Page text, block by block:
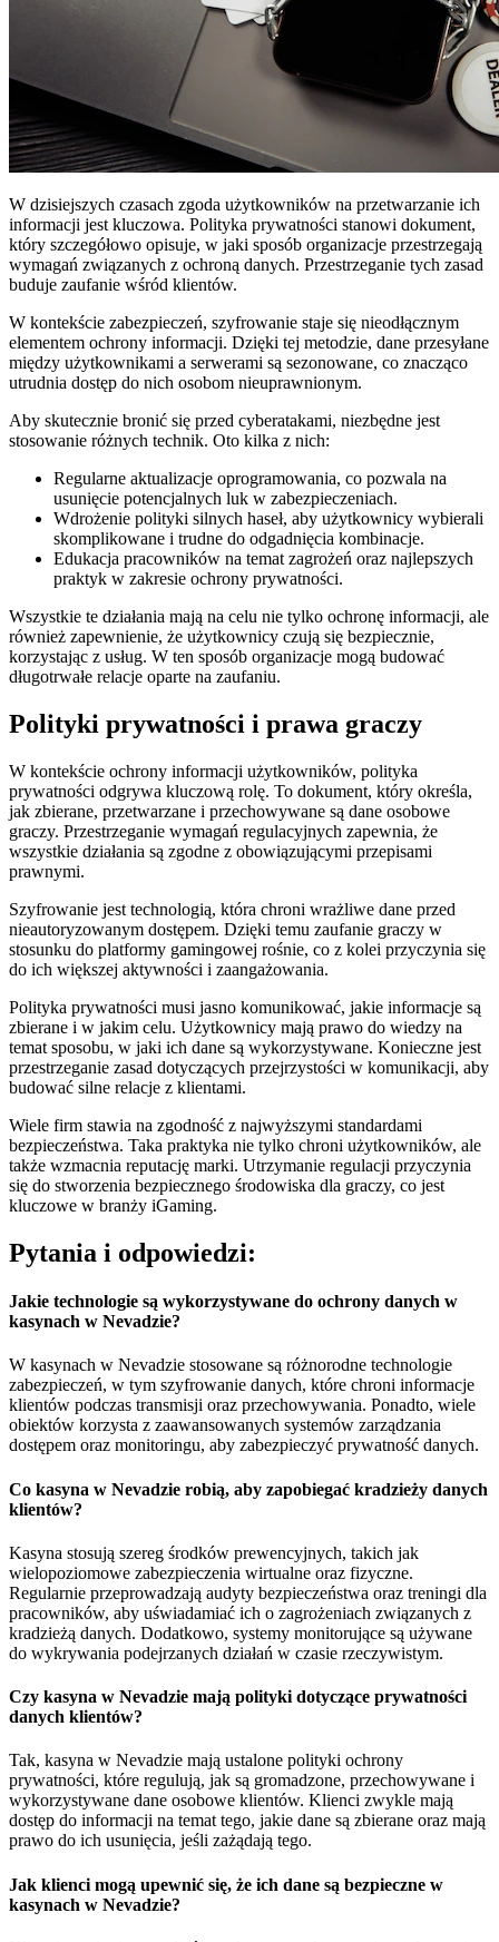
W dzisiejszych czasach zgoda użytkowników na przetwarzanie ich
informacji jest kluczowa. Polityka prywatności stanowi dokument,
który szczegółowo opisuje, w jaki sposób organizacje przestrzegają
wymagań związanych z ochroną danych. Przestrzeganie tych zasad
buduje zaufanie wśród klientów.
W kontekście zabezpieczeń, szyfrowanie staje się nieodłącznym
elementem ochrony informacji. Dzięki tej metodzie, dane przesyłane
między użytkownikami a serwerami są sezonowane, co znacząco
utrudnia dostęp do nich osobom nieuprawnionym.
Aby skutecznie bronić się przed cyberatakami, niezbędne jest
stosowanie różnych technik. Oto kilka z nich:
Regularne aktualizacje oprogramowania, co pozwala na
usunięcie potencjalnych luk w zabezpieczeniach.
Wdrożenie polityki silnych haseł, aby użytkownicy wybierali
skomplikowane i trudne do odgadnięcia kombinacje.
Edukacja pracowników na temat zagrożeń oraz najlepszych
praktyk w zakresie ochrony prywatności.
Wszystkie te działania mają na celu nie tylko ochronę informacji, ale
również zapewnienie, że użytkownicy czują się bezpiecznie,
korzystając z usług. W ten sposób organizacje mogą budować
długotrwałe relacje oparte na zaufaniu.
Polityki prywatności i prawa graczy
W kontekście ochrony informacji użytkowników, polityka
prywatności odgrywa kluczową rolę. To dokument, który określa,
jak zbierane, przetwarzane i przechowywane są dane osobowe
graczy. Przestrzeganie wymagań regulacyjnych zapewnia, że
wszystkie działania są zgodne z obowiązującymi przepisami
prawnymi.
Szyfrowanie jest technologią, która chroni wrażliwe dane przed
nieautoryzowanym dostępem. Dzięki temu zaufanie graczy w
stosunku do platformy gamingowej rośnie, co z kolei przyczynia się
do ich większej aktywności i zaangażowania.
Polityka prywatności musi jasno komunikować, jakie informacje są
zbierane i w jakim celu. Użytkownicy mają prawo do wiedzy na
temat sposobu, w jaki ich dane są wykorzystywane. Konieczne jest
przestrzeganie zasad dotyczących przejrzystości w komunikacji, aby
budować silne relacje z klientami.
Wiele firm stawia na zgodność z najwyższymi standardami
bezpieczeństwa. Taka praktyka nie tylko chroni użytkowników, ale
także wzmacnia reputację marki. Utrzymanie regulacji przyczynia
się do stworzenia bezpiecznego środowiska dla graczy, co jest
kluczowe w branży iGaming.
Pytania i odpowiedzi:
Jakie technologie są wykorzystywane do ochrony danych w
kasynach w Nevadzie?
W kasynach w Nevadzie stosowane są różnorodne technologie
zabezpieczeń, w tym szyfrowanie danych, które chroni informacje
klientów podczas transmisji oraz przechowywania. Ponadto, wiele
obiektów korzysta z zaawansowanych systemów zarządzania
dostępem oraz monitoringu, aby zabezpieczyć prywatność danych.
Co kasyna w Nevadzie robią, aby zapobiegać kradzieży danych
klientów?
Kasyna stosują szereg środków prewencyjnych, takich jak
wielopoziomowe zabezpieczenia wirtualne oraz fizyczne.
Regularnie przeprowadzają audyty bezpieczeństwa oraz treningi dla
pracowników, aby uświadamiać ich o zagrożeniach związanych z
kradzieżą danych. Dodatkowo, systemy monitorujące są używane
do wykrywania podejrzanych działań w czasie rzeczywistym.
Czy kasyna w Nevadzie mają polityki dotyczące prywatności
danych klientów?
Tak, kasyna w Nevadzie mają ustalone polityki ochrony
prywatności, które regulują, jak są gromadzone, przechowywane i
wykorzystywane dane osobowe klientów. Klienci zwykle mają
dostęp do informacji na temat tego, jakie dane są zbierane oraz mają
prawo do ich usunięcia, jeśli zażądają tego.
Jak klienci mogą upewnić się, że ich dane są bezpieczne w
kasynach w Nevadzie?